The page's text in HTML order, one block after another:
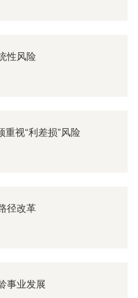
性风险
视“利差损”风险
径改革
事业发展